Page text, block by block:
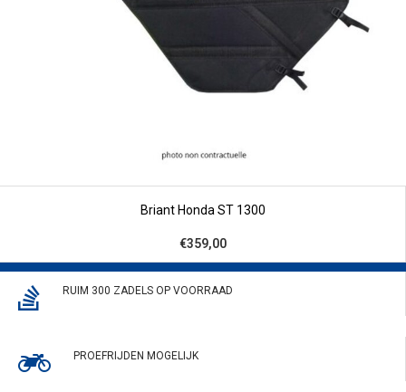
Briant Honda ST 1300
€359,00
RUIM 300 ZADELS OP VOORRAAD
PROEFRIJDEN MOGELIJK